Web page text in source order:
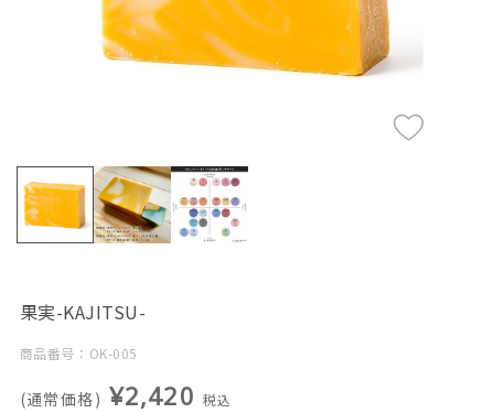
果実-KAJITSU-
商品番号：OK-005
(通常価格) ¥2,420 税込